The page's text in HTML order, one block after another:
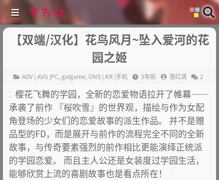
【双端/汉化】花鸟风月~坠入爱河的花
园之姬
ADV | AVG |PC, galgame,ONS | KR |手机 3年前 落红凊 2
樱花飞舞的学园，全新的恋爱物语拉开了帷幕——
承袭了前作 『桜吹雪』的世界观，描绘与作为女配
角登场的少女们的恋爱故事的派生作品。 并不是赠
品型的FD，而是展开与前作的流程完全不同的全新
故事，与传奇要素强烈的前作相比更能演绎正统派
的学园恋爱。 而且主人公还是女装度过学园生活，
能够欣赏上流的喜剧故事也是看点所在！